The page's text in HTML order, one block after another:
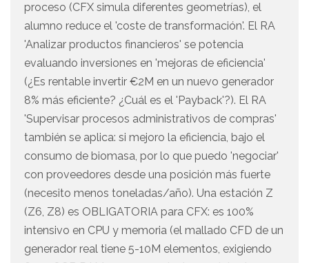
proceso (CFX simula diferentes geometrías), el
alumno reduce el 'coste de transformación'. El RA
'Analizar productos financieros' se potencia
evaluando inversiones en 'mejoras de eficiencia'
(¿Es rentable invertir €2M en un nuevo generador
8% más eficiente? ¿Cuál es el 'Payback'?). El RA
'Supervisar procesos administrativos de compras'
también se aplica: si mejoro la eficiencia, bajo el
consumo de biomasa, por lo que puedo 'negociar'
con proveedores desde una posición más fuerte
(necesito menos toneladas/año). Una estación Z
(Z6, Z8) es OBLIGATORIA para CFX: es 100%
intensivo en CPU y memoria (el mallado CFD de un
generador real tiene 5-10M elementos, exigiendo